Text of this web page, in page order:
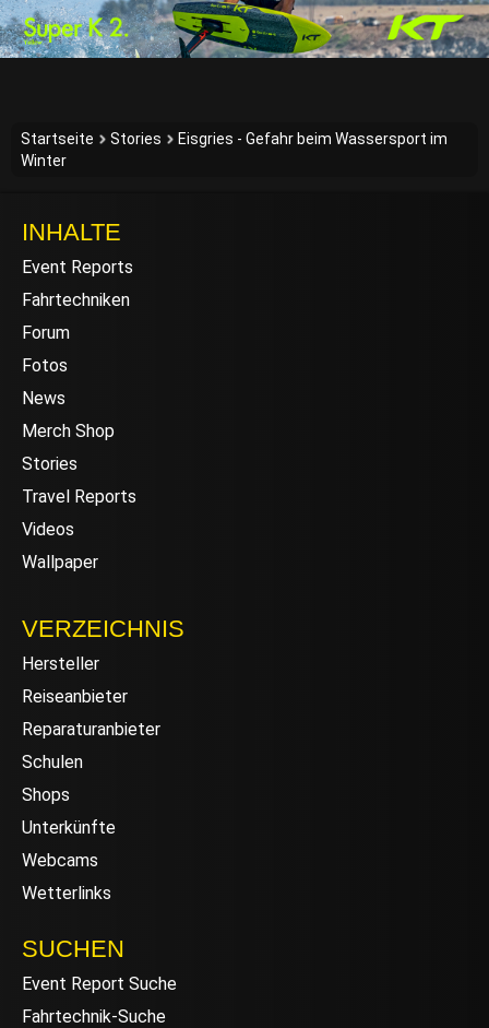
Startseite Stories
Eisgries - Gefahr beim Wassersport im
Winter
INHALTE
Event Reports
Fahrtechniken
Forum
Fotos
News
Merch Shop
Stories
Travel Reports
Videos
Wallpaper
VERZEICHNIS
Hersteller
Reiseanbieter
Reparaturanbieter
Schulen
Shops
Unterkünfte
Webcams
Wetterlinks
SUCHEN
Event Report Suche
Fahrtechnik-Suche